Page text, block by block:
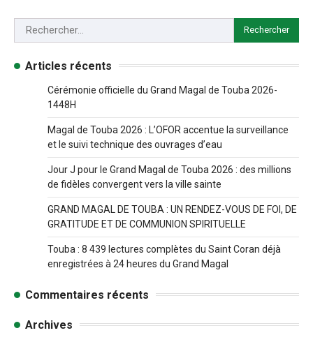
Articles récents
Cérémonie officielle du Grand Magal de Touba 2026-
1448H
Magal de Touba 2026 : L’OFOR accentue la surveillance
et le suivi technique des ouvrages d’eau
Jour J pour le Grand Magal de Touba 2026 : des millions
de fidèles convergent vers la ville sainte
GRAND MAGAL DE TOUBA : UN RENDEZ-VOUS DE FOI, DE
GRATITUDE ET DE COMMUNION SPIRITUELLE
Touba : 8 439 lectures complètes du Saint Coran déjà
enregistrées à 24 heures du Grand Magal
Commentaires récents
Archives